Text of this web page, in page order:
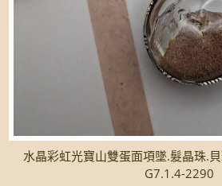
水晶彩虹光寶山雙蛋面項墜.髮晶珠.
G7.1.4-2290